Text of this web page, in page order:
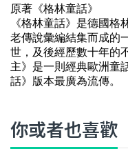
原著《格林童話》
《格林童話》是德國
老傳說彙編結集而成的
世，及後經歷數十年的
主》是一則經典歐洲童
話》版本最廣為流傳。
你或者也喜歡